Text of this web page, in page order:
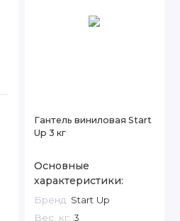
Гантель виниловая Start
Up 3 кг
Основные
характеристики:
Бренд: Start Up
Вес, кг: 3